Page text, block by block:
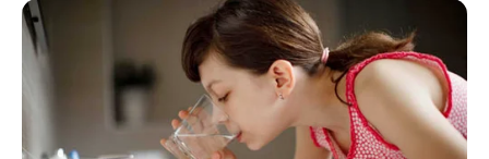
devrait apprécier un terrain moins profond qu’en
dernier lieu.
Echo de Champdoux (7) : Connu à ce niveau, il
effectue une rentrée mais a souvent réussi en
venant frais.